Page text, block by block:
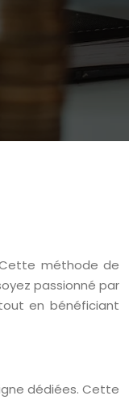
méthode de
passionné par
en bénéficiant
dédiées. Cette